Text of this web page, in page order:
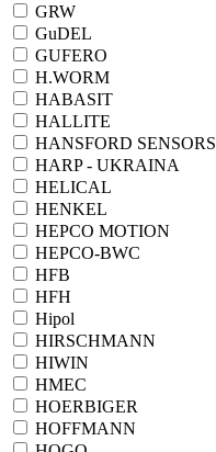
GRW
GuDEL
GUFERO
H.WORM
HABASIT
HALLITE
HANSFORD SENSORS
HARP - UKRAINA
HELICAL
HENKEL
HEPCO MOTION
HEPCO-BWC
HFB
HFH
Hipol
HIRSCHMANN
HIWIN
HMEC
HOERBIGER
HOFFMANN